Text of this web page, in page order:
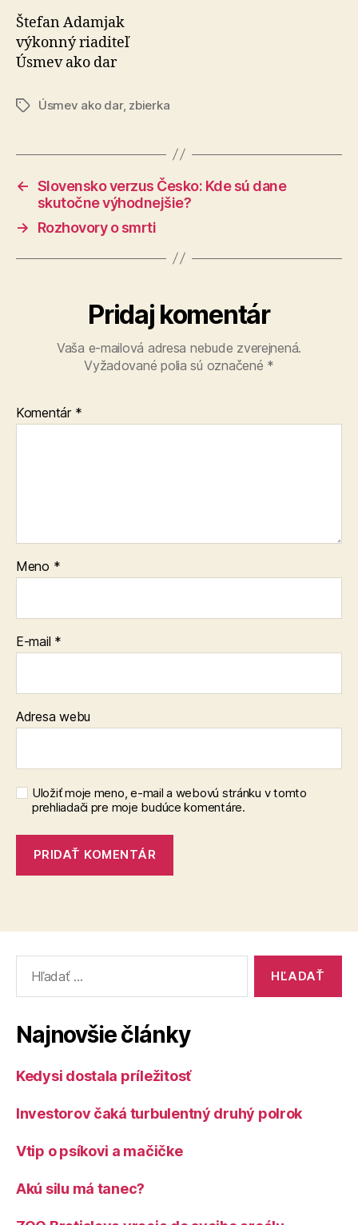
Štefan Adamjak
výkonný riaditeľ
Úsmev ako dar
ZnačkyÚsmev ako dar, zbierka
← Slovensko verzus Česko: Kde sú dane
skutočne výhodnejšie?
→
Rozhovory o smrti
Pridaj komentár
Vaša e-mailová adresa nebude zverejnená.
Vyžadované polia sú označené *
Komentár *
Meno *
E-mail *
Adresa webu
Uložiť moje meno, e-mail a webovú stránku v tomto
prehliadači pre moje budúce komentáre.
Najnovšie články
Kedysi dostala príležitosť
Investorov čaká turbulentný druhý polrok
Vtip o psíkovi a mačičke
Akú silu má tanec?